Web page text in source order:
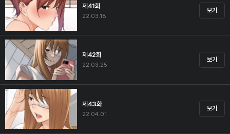
제41화
22.03.18
보기
제42화
22.03.25
보기
제43화
22.04.01
보기